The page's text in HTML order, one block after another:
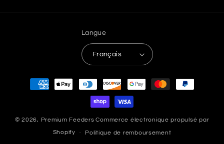
Langue
Français
Moyens
© 2026, Premium Feeders Commerce électronique propulsé par
Shopify Politique de remboursement